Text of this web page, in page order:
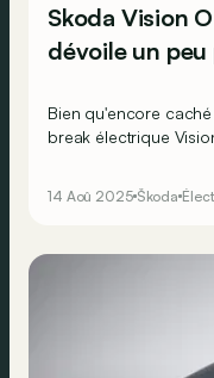
Skoda Vision
dévoile un
Bien qu'encore
break électrique
14 Aoû 2025 Škoda